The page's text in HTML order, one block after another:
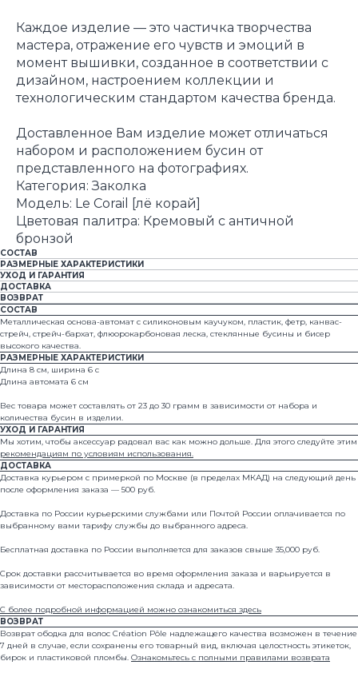
Каждое изделие — это частичка творчества
мастера, отражение его чувств и эмоций в
момент вышивки, созданное в соответствии с
дизайном, настроением коллекции и
технологическим стандартом качества бренда.
Доставленное Вам изделие может отличаться
набором и расположением бусин от
представленного на фотографиях.
Категория: Заколка
Модель: Le Corail [лё корай]
Цветовая палитра: Кремовый с античной
бронзой
СОСТАВ
РАЗМЕРНЫЕ ХАРАКТЕРИСТИКИ
УХОД И ГАРАНТИЯ
ДОСТАВКА
ВОЗВРАТ
СОСТАВ
Металлическая основа-автомат с силиконовым каучуком, пластик, фетр, канвас-
стрейч, стрейч-бархат, флюорокарбоновая леска, стеклянные бусины и бисер
высокого качества.
РАЗМЕРНЫЕ ХАРАКТЕРИСТИКИ
Длина 8 см, ширина 6 с
Длина автомата 6 см
Вес товара может составлять от 23 до 30 грамм в зависимости от набора и
количества бусин в изделии.
УХОД И ГАРАНТИЯ
Мы хотим, чтобы аксессуар радовал вас как можно дольше. Для этого следуйте этим
рекомендациям по условиям использования.
ДОСТАВКА
Доставка курьером с примеркой по Москве (в пределах МКАД) на следующий день
после оформления заказа — 500 руб.
Доставка по России курьерскими службами или Почтой России оплачивается по
выбранному вами тарифу службы до выбранного адреса.
Бесплатная доставка по России выполняется для заказов свыше 35,000 руб.
Срок доставки рассчитывается во время оформления заказа и варьируется в
зависимости от месторасположения склада и адресата.
С более подробной информацией можно ознакомиться здесь
ВОЗВРАТ
Возврат ободка для волос Création Pôle надлежащего качества возможен в течение
7 дней в случае, если сохранены его товарный вид, включая целостность этикеток,
бирок и пластиковой пломбы. Ознакомьтесь с полными правилами возврата
О бренде
Свадебная линейка
Оплата и доставка
Уход и ремонт